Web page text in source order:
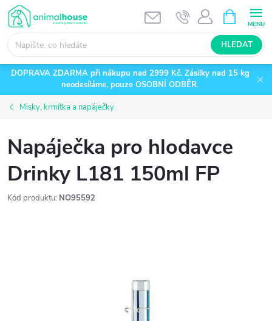
Přejít
na
obsah
HLEDAT
NÁKUPNÍ
KOŠÍK
DOPRAVA ZDARMA při nákupu nad 2999 Kč. Zásilky nad 15 kg
neodesíláme, pouze OSOBNÍ ODBĚR.
Misky, krmítka a napáječky
Napáječka pro hlodavce
Drinky L181 150ml FP
Kód produktu: NO95592